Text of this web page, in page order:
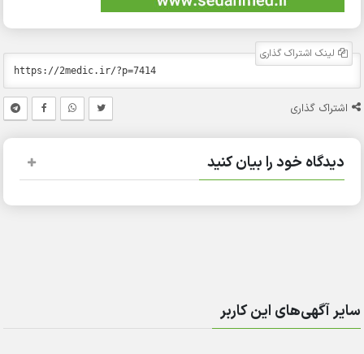
لینک اشتراک گذاری
اشتراک گذاری
دیدگاه خود را بیان کنید
سایر آگهی‌های این کاربر